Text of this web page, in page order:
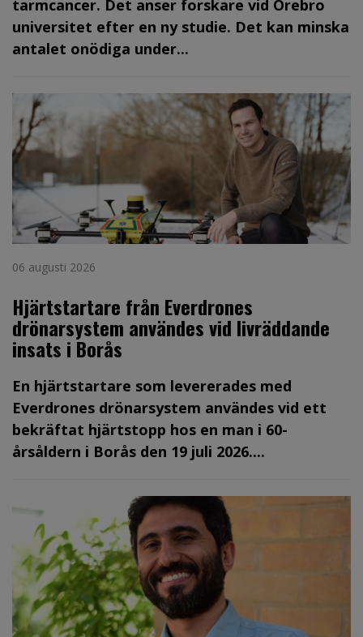
tarmcancer. Det anser forskare vid Örebro
universitet efter en ny studie. Det kan minska
antalet onödiga under...
06 augusti 2026
Hjärtstartare från Everdrones
drönarsystem användes vid livräddande
insats i Borås
En hjärtstartare som levererades med
Everdrones drönarsystem användes vid ett
bekräftat hjärtstopp hos en man i 60-
årsåldern i Borås den 19 juli 2026....